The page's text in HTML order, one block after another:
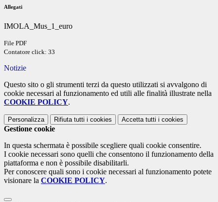
Allegati
IMOLA_Mus_1_euro
File PDF
Contatore click: 33
Notizie
Questo sito o gli strumenti terzi da questo utilizzati si avvalgono di
cookie necessari al funzionamento ed utili alle finalità illustrate nella
COOKIE POLICY.
Personalizza Rifiuta tutti i cookies Accetta tutti i cookies
Gestione cookie
In questa schermata è possibile scegliere quali cookie consentire.
I cookie necessari sono quelli che consentono il funzionamento della
piattaforma e non è possibile disabilitarli.
Per conoscere quali sono i cookie necessari al funzionamento potete
visionare la COOKIE POLICY.